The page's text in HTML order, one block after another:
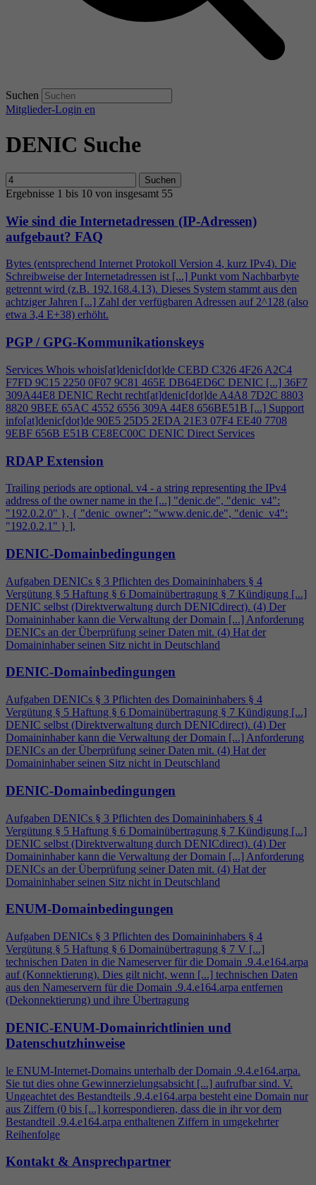
Suchen
Mitglieder-Login en
DENIC Suche
Suchen
Ergebnisse 1 bis 10 von insgesamt 55
Wie sind die Internetadressen (IP-Adressen)
aufgebaut? FAQ
Bytes (entsprechend Internet Protokoll Version 4, kurz IPv4). Die
Schreibweise der Internetadressen ist [...] Punkt vom Nachbarbyte
getrennt wird (z.B. 192.168.4.13). Dieses System stammt aus den
achtziger Jahren [...] Zahl der verfügbaren Adressen auf 2^128 (also
etwa 3,4 E+38) erhöht.
PGP / GPG-Kommunikationskeys
Services Whois whois[at]denic[dot]de CEBD C326 4F26 A2C4
F7FD 9C15 2250 0F07 9C81 465E DB64ED6C DENIC [...] 36F7
309A44E8 DENIC Recht recht[at]denic[dot]de A4A8 7D2C 8803
8820 9BEE 65AC 4552 6556 309A 44E8 656BE51B [...] Support
info[at]denic[dot]de 90E5 25D5 2EDA 21E3 07F4 EE40 7708
9EBF 656B E51B CE8EC00C DENIC Direct Services
RDAP Extension
Trailing periods are optional. v4 - a string representing the IPv4
address of the owner name in the [...] "denic.de", "denic_v4":
"192.0.2.0" }, { "denic_owner": "www.denic.de", "denic_v4":
"192.0.2.1" } ],
DENIC-Domainbedingungen
Aufgaben DENICs § 3 Pflichten des Domaininhabers § 4
Vergütung § 5 Haftung § 6 Domainübertragung § 7 Kündigung [...]
DENIC selbst (Direktverwaltung durch DENICdirect). (4) Der
Domaininhaber kann die Verwaltung der Domain [...] Anforderung
DENICs an der Überprüfung seiner Daten mit. (4) Hat der
Domaininhaber seinen Sitz nicht in Deutschland
DENIC-Domainbedingungen
Aufgaben DENICs § 3 Pflichten des Domaininhabers § 4
Vergütung § 5 Haftung § 6 Domainübertragung § 7 Kündigung [...]
DENIC selbst (Direktverwaltung durch DENICdirect). (4) Der
Domaininhaber kann die Verwaltung der Domain [...] Anforderung
DENICs an der Überprüfung seiner Daten mit. (4) Hat der
Domaininhaber seinen Sitz nicht in Deutschland
DENIC-Domainbedingungen
Aufgaben DENICs § 3 Pflichten des Domaininhabers § 4
Vergütung § 5 Haftung § 6 Domainübertragung § 7 Kündigung [...]
DENIC selbst (Direktverwaltung durch DENICdirect). (4) Der
Domaininhaber kann die Verwaltung der Domain [...] Anforderung
DENICs an der Überprüfung seiner Daten mit. (4) Hat der
Domaininhaber seinen Sitz nicht in Deutschland
ENUM-Domainbedingungen
Aufgaben DENICs § 3 Pflichten des Domaininhabers § 4
Vergütung § 5 Haftung § 6 Domainübertragung § 7 V [...]
technischen Daten in die Nameserver für die Domain .9.4.e164.arpa
auf (Konnektierung). Dies gilt nicht, wenn [...] technischen Daten
aus den Nameservern für die Domain .9.4.e164.arpa entfernen
(Dekonnektierung) und ihre Übertragung
DENIC-ENUM-Domainrichtlinien und
Datenschutzhinweise
le ENUM-Internet-Domains unterhalb der Domain .9.4.e164.arpa.
Sie tut dies ohne Gewinnerzielungsabsicht [...] aufrufbar sind. V.
Ungeachtet des Bestandteils .9.4.e164.arpa besteht eine Domain nur
aus Ziffern (0 bis [...] korrespondieren, dass die in ihr vor dem
Bestandteil .9.4.e164.arpa enthaltenen Ziffern in umgekehrter
Reihenfolge
Kontakt & Ansprechpartner